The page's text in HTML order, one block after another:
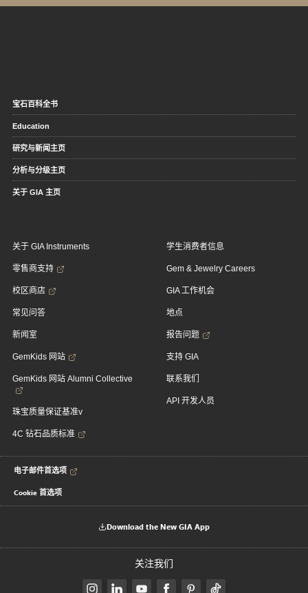
宝石百科全书
Education
研究与新闻主页
分析与分级主页
关于 GIA 主页
关于 GIA Instruments
零售商支持
校区商店
常见问答
新闻室
GemKids 网站
GemKids 网站 Alumni Collective
珠宝质量保证基准v
4C 钻石品质标准
学生消费者信息
Gem & Jewelry Careers
GIA 工作机会
地点
报告问题
支持 GIA
联系我们
API 开发人员
电子邮件首选项
Cookie 首选项
Download the New GIA App
关注我们